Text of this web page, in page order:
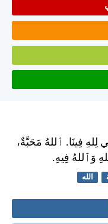
فِينَا. ٱللهُ مَحَبَّةٌ،
وَٱللهُ فِيهِ.
الله